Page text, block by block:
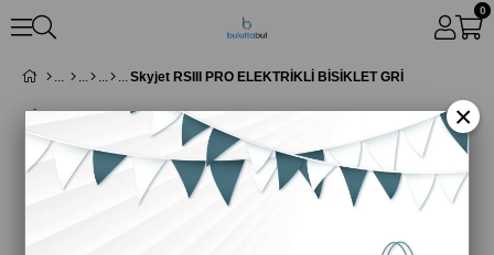
0
Skyjet RSIII PRO ELEKTRİKLİ BİSİKLET GRİ
×